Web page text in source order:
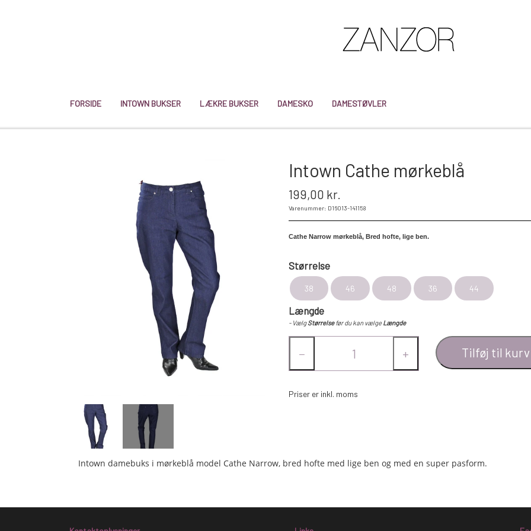
FORSIDE INTOWN BUKSER LÆKRE BUKSER DAMESKO DAMESTØVLER
Intown Cathe mørkeblå
199,00 kr.
Varenummer: D16013-141158
Cathe Narrow mørkeblå, Bred hofte, lige ben.
Størrelse
38 46 48 36 44
Længde
- VælgStørrelsefør du kan vælgeLængde
− + Tilføj til kurv
Priser er inkl. moms
Intown damebuks i mørkeblå model Cathe Narrow, bred hofte med lige ben og med en super pasform.